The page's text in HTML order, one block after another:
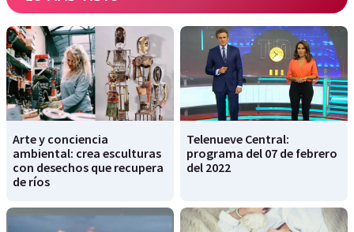
Arte y conciencia
ambiental: crea esculturas
con desechos que recupera
de ríos
Telenueve Central:
programa del 07 de febrero
del 2022